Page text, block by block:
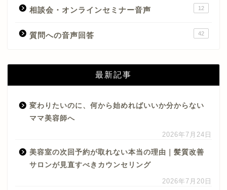
相談会・オンラインセミナー音声 12
質問への音声回答 42
最新記事
変わりたいのに、何から始めればいいか分からない
ママ美容師へ
2026年7月24日
美容室の次回予約が取れない本当の理由｜髪質改善
サロンが見直すべきカウンセリング
2026年7月20日